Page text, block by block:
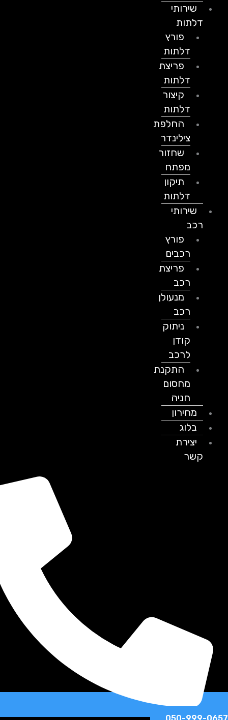
שירותי
דלתות
פורץ
דלתות
פריצת
דלתות
קיצור
דלתות
החלפת
צילינדר
שחזור
מפתח
תיקון
דלתות
שירותי
פורץ
רכבים
פריצת
מנעולן
ניתוק
לרכב
התקנת
מחסום
חניה
מחירון
בלוג
יצירת
קשר